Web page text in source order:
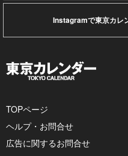
Instagramで東京カレ
TOPページ
ヘルプ・お問合せ
広告に関するお問合せ